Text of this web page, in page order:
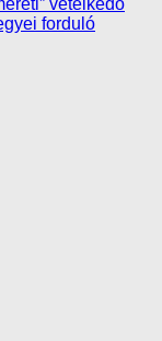
vetélkedő
forduló